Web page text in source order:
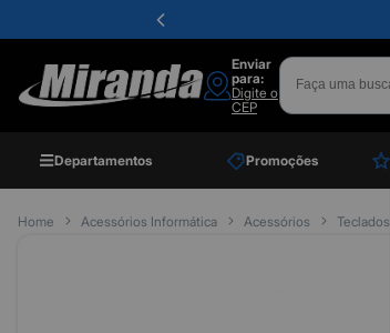
Enviar
para:
Digite o
CEP
Departamentos Promoções
Home Acessórios Informática Acessórios Teclados